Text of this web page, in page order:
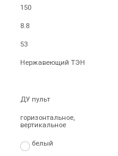
150
8.8
53
Нержавеющий ТЭН
ДУ пульт
горизонтальное,
вертикальное
белый